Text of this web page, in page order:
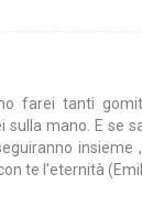
farei tanti
sulla mano. E se
insieme
te l’eternità